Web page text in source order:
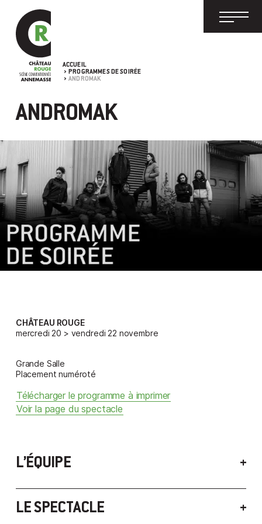
ACCUEIL
PROGRAMMES DE SOIRÉE
ANDROMAK
ANDROMAK
CHÂTEAU ROUGE
mercredi 20 > vendredi 22 novembre
Grande Salle
Placement numéroté
Télécharger le programme à imprimer
Voir la page du spectacle
L’ÉQUIPE
Kourtrajmé
LE SPECTACLE